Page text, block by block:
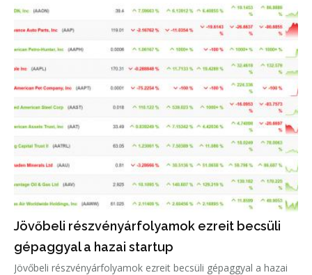
Jövőbeli részvényárfolyamok ezreit becsüli
gépaggyal a hazai startup
Jövőbeli részvényárfolyamok ezreit becsüli gépaggyal a hazai